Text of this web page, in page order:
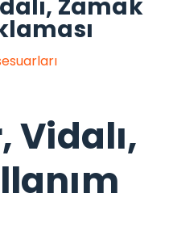
Zamak
Vidalı,